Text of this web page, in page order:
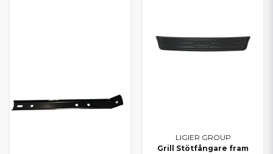
LIGIER GROUP
Grill Stötfångare fram